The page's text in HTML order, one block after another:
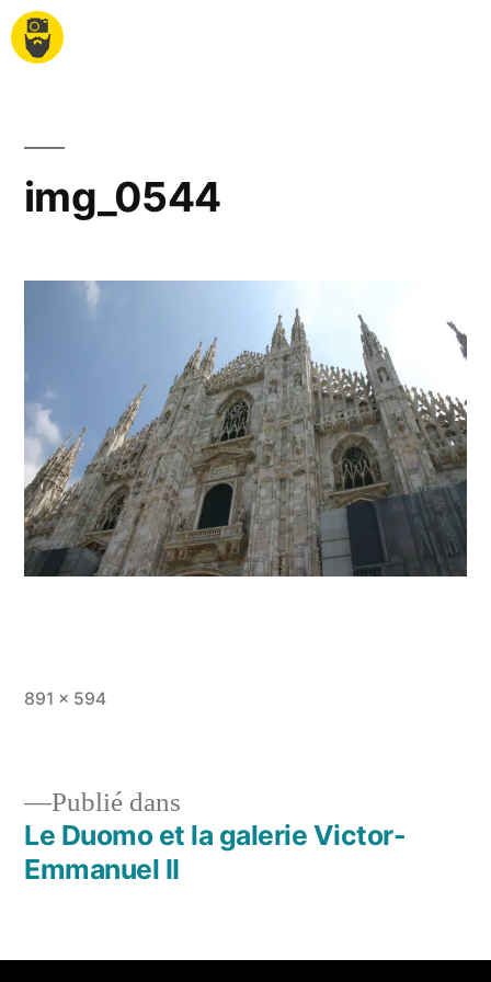
img_0544
891 × 594
Publié dans
Le Duomo et la galerie Victor-
Emmanuel II